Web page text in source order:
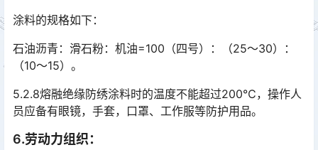
涂料的规格如下：
石油沥青：滑石粉：机油=100（四号）：（25～30）：
（10～15）。
5.2.8熔融绝缘防绣涂料时的温度不能超过200℃，操作人
员应备有眼镜，手套，口罩、工作服等防护用品。
6.劳动力组织：